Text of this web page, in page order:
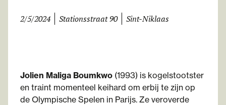
2/5/2024 Stationsstraat 90 Sint-Niklaas
Jolien Maliga Boumkwo (1993) is kogelstootster
en traint momenteel keihard om erbij te zijn op
de Olympische Spelen in Parijs. Ze veroverde